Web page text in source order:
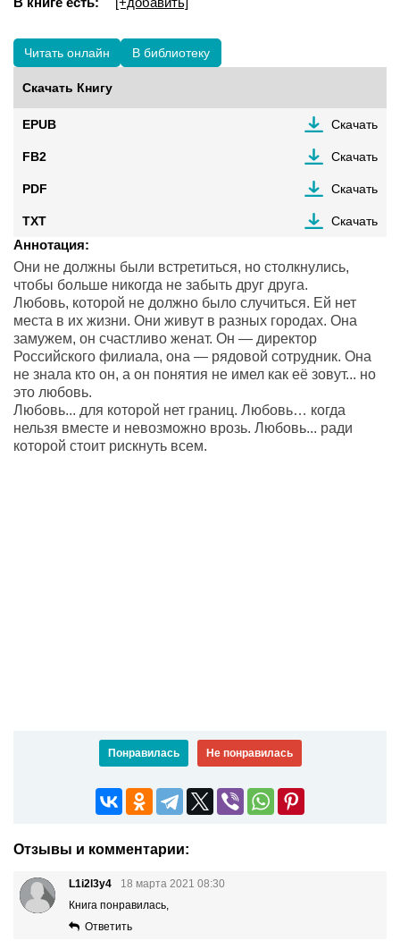
Читать онлайн В библиотеку
Скачать Книгу
EPUB Скачать
FB2 Скачать
PDF Скачать
TXT Скачать
Аннотация:
Они не должны были встретиться, но столкнулись,
чтобы больше никогда не забыть друг друга.
Любовь, которой не должно было случиться. Ей нет
места в их жизни. Они живут в разных городах. Она
замужем, он счастливо женат. Он — директор
Российского филиала, она — рядовой сотрудник. Она
не знала кто он, а он понятия не имел как её зовут... но
это любовь.
Любовь... для которой нет границ. Любовь… когда
нельзя вместе и невозможно врозь. Любовь... ради
которой стоит рискнуть всем.
Понравилась Не понравилась
Отзывы и комментарии:
L1i2l3y4
18 марта 2021 08:30
Книга понравилась,
Ответить